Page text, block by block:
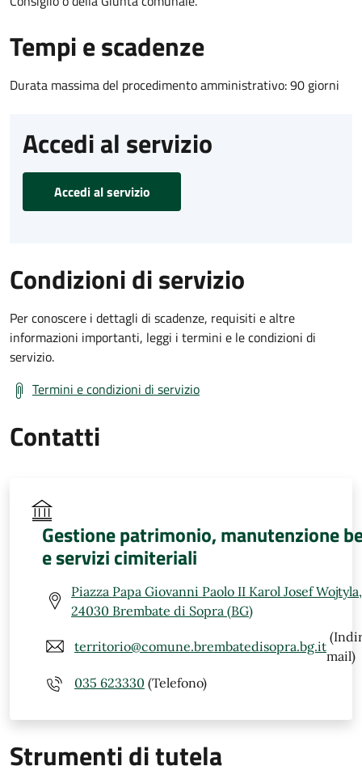
Tempi e scadenze
Durata massima del procedimento amministrativo: 90 giorni
Accedi al servizio
Accedi al servizio
Condizioni di servizio
Per conoscere i dettagli di scadenze, requisiti e altre
informazioni importanti, leggi i termini e le condizioni di
servizio.
Termini e condizioni di servizio
Contatti
Gestione patrimonio, manutenzione
e servizi cimiteriali
Piazza Papa Giovanni Paolo II Karol Josef
24030 Brembate di Sopra (BG)
territorio@comune.brembatedisopra.bg.it
mail)
035 623330 (Telefono)
Strumenti di tutela